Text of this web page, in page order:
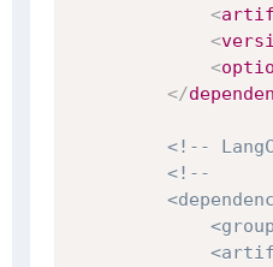
<
<
<
</
<!--
<!--